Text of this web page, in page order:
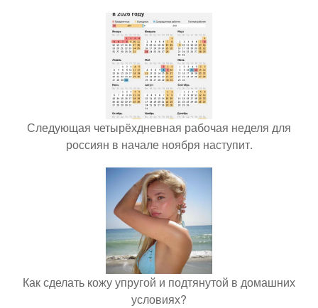
Следующая четырёхдневная рабочая неделя для
россиян в начале ноября наступит.
Как сделать кожу упругой и подтянутой в домашних
условиях?